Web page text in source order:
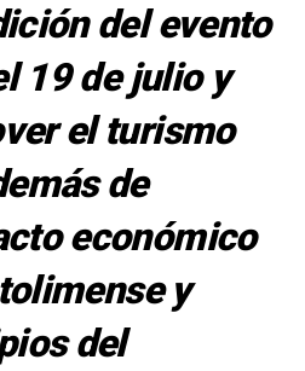
del evento
19 de julio y
el turismo
de
económico
y
del